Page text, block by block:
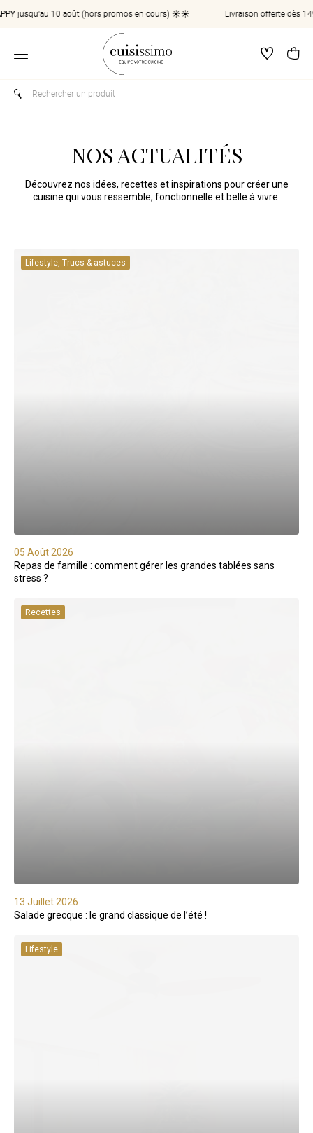
10 août (hors promos en cours) ☀️☀️ Livraison offerte dès 149€
Wishlist
NOS ACTUALITÉS
Découvrez nos idées, recettes et inspirations pour créer une
cuisine qui vous ressemble, fonctionnelle et belle à vivre.
Lifestyle, Trucs & astuces
05 Août 2026
Repas de famille : comment gérer les grandes tablées sans
stress ?
Recettes
13 Juillet 2026
Salade grecque : le grand classique de l’été !
Lifestyle